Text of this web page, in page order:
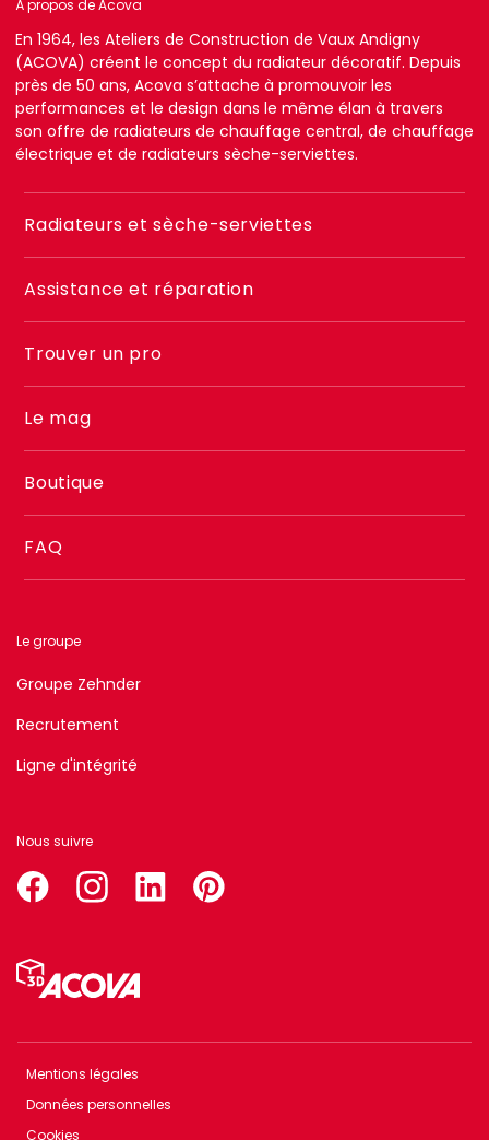
À propos de Acova
En 1964, les Ateliers de Construction de Vaux Andigny
(ACOVA) créent le concept du radiateur décoratif. Depuis
près de 50 ans, Acova s’attache à promouvoir les
performances et le design dans le même élan à travers
son offre de radiateurs de chauffage central, de chauffage
électrique et de radiateurs sèche-serviettes.
Menu
footer
2
Radiateurs et sèche-serviettes
Assistance et réparation
Trouver un pro
Le mag
Boutique
FAQ
Le groupe
Groupe Zehnder
Recrutement
Ligne d'intégrité
Nous suivre
facebookinstagramlinkedin pinterest
Menu
de
page
Menu
Footer
Mentions légales
Données personnelles
Cookies